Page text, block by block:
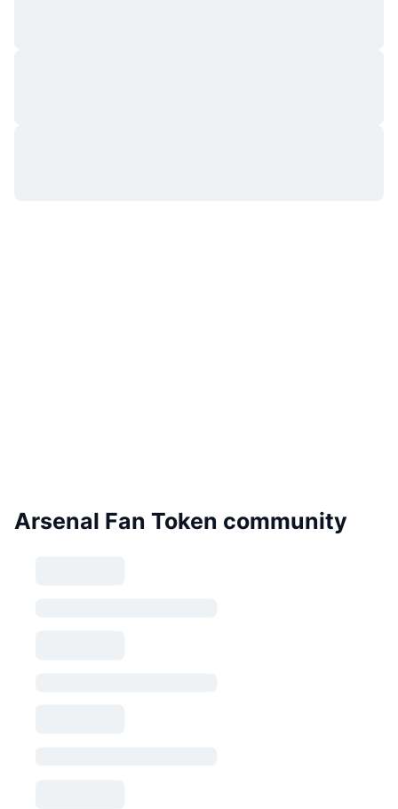
Arsenal Fan Token community